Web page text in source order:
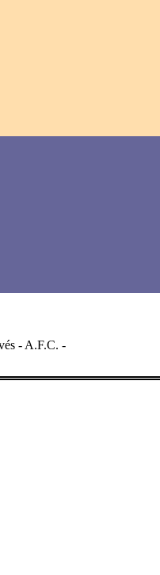
- A.F.C. -